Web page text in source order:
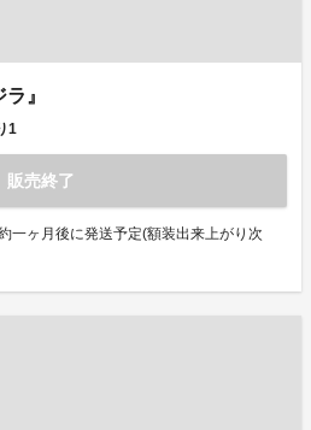
』
1
販売終了
一ヶ月後に発送予定(額装出来上がり次